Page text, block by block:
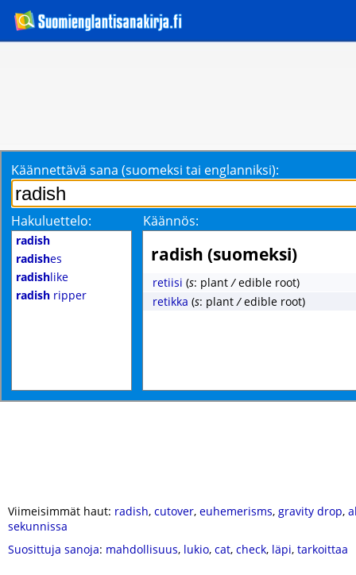
Käännettävä sana (suomeksi tai englanniksi):
Hakuluettelo: Käännös:
radish
radishes
radishlike
radish ripper
radish (suomeksi)
retiisi (s: plant/edible root)
retikka (s: plant/edible root)
Viimeisimmät haut: radish, cutover, euhemerisms, gravity drop,
sekunnissa
Suosittuja sanoja: mahdollisuus, lukio, cat, check, läpi, tarkoittaa